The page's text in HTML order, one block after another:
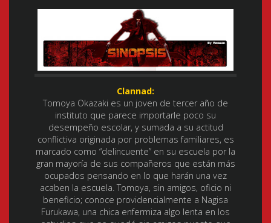
Clannad:
Tomoya Okazaki es un joven de tercer año de
instituto que parece importarle poco su
desempeño escolar, y sumada a su actitud
conflictiva originada por problemas familiares, es
marcado como “delincuente” en su escuela por la
gran mayoría de sus compañeros que están más
ocupados pensando en lo que harán una vez
acaben la escuela. Tomoya, sin amigos, oficio ni
beneficio; conoce providencialmente a Nagisa
Furukawa, una chica enfermiza algo lenta en los